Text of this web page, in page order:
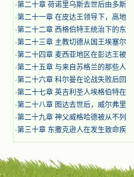
·第二十章 荷诺里乌斯去世后由多斯
·第二十一章 在皮达王领导下，高地
·第二十二章 西格伯特王统治下的东
·第二十三章 主教切德从国王埃塞尔
·第二十四章 麦西亚地区在彭达王被
·第二十五章 与来自苏格兰的那些人
·第二十六章 科尔曼在论战失败后回
·第二十七章 英吉利圣人埃格伯特在
·第二十八章 图达去世后，威尔弗里
·第二十九章 神父威格哈德被从不列
·第三十章 东撒克逊人在发生致命疾